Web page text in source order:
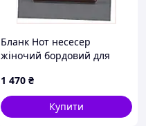
Бланк Нот несесер
жіночий бордовий для
1 470 ₴
Купити